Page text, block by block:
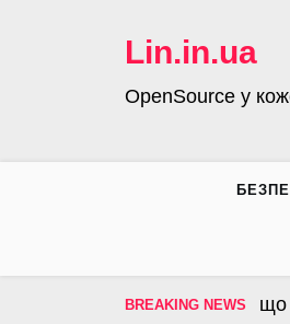
Lin.in.ua
OpenSource у
BREAKING NEWS
операційна система, що